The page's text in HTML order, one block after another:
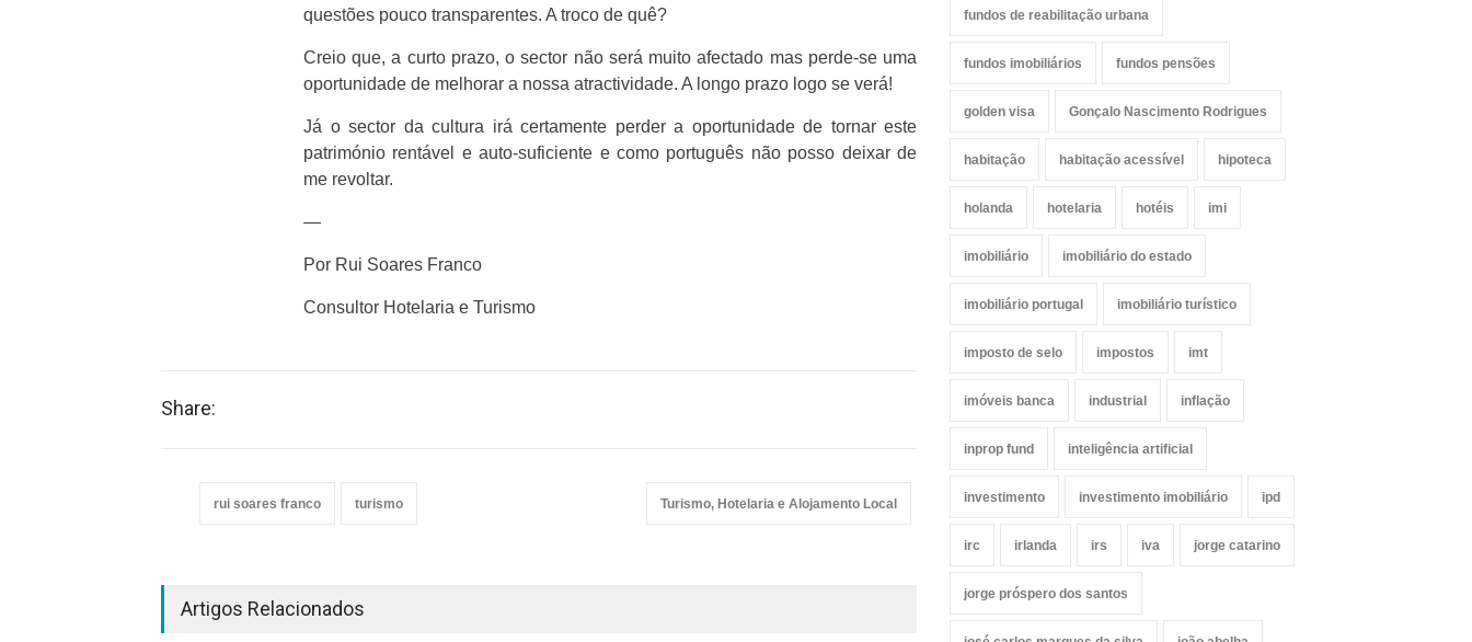
questões pouco transparentes. A troco de quê?
Creio que, a curto prazo, o sector não será muito afectado mas perde-se uma
oportunidade de melhorar a nossa atractividade. A longo prazo logo se verá!
Já o sector da cultura irá certamente perder a oportunidade de tornar este
património rentável e auto-suficiente e como português não posso deixar de
me revoltar.
—
Por Rui Soares Franco
Consultor Hotelaria e Turismo
Share:
rui soares franco turismo Turismo, Hotelaria e Alojamento Local
Artigos Relacionados
fundos de reabilitação urbana
fundos imobiliários fundos pensões
golden visa Gonçalo Nascimento Rodrigues
habitação habitação acessível hipoteca
holanda hotelaria hotéis imi
imobiliário imobiliário do estado
imobiliário portugal imobiliário turístico
imposto de selo impostos imt
imóveis banca industrial inflação
inprop fund inteligência artificial
investimento investimento imobiliário ipd
irc irlanda irs iva jorge catarino
jorge próspero dos santos